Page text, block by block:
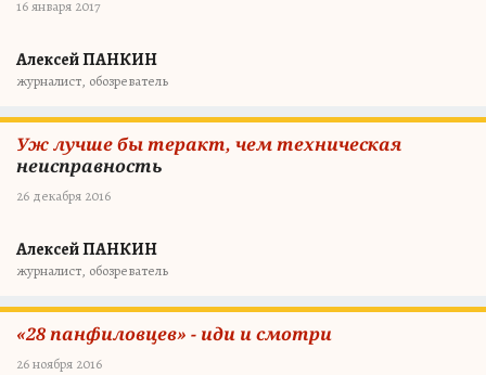
16 января 2017
Алексей ПАНКИН
журналист, обозреватель
Уж лучше бы теракт, чем техническая
неисправность
26 декабря 2016
Алексей ПАНКИН
журналист, обозреватель
«28 панфиловцев» - иди и смотри
26 ноября 2016